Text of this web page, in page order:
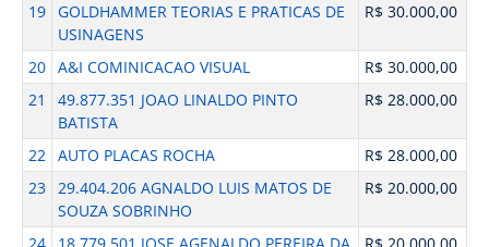
19
GOLDHAMMER TEORIAS E PRATICAS DE
USINAGENS
R$ 30.000,00
20 A&I COMINICACAO VISUAL
R$ 30.000,00
21
49.877.351 JOAO LINALDO PINTO
BATISTA
R$ 28.000,00
22 AUTO PLACAS ROCHA
R$ 28.000,00
23 29.404.206 AGNALDO LUIS MATOS DE
SOUZA SOBRINHO
R$ 20.000,00